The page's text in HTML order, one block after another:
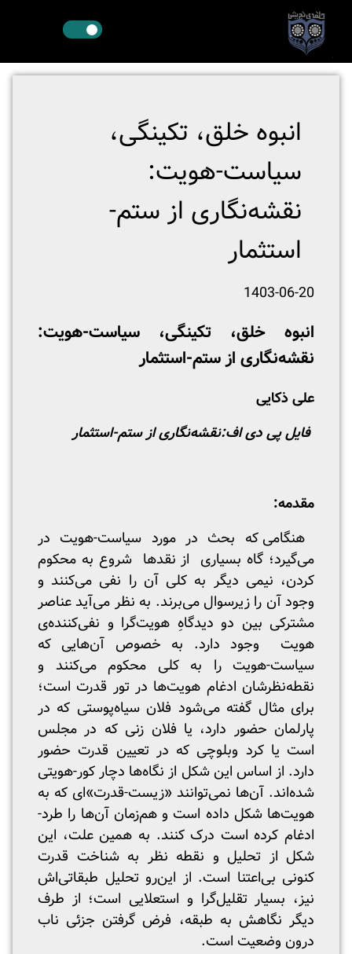
انبوه خلق، تکینگی،
سیاست-هویت:
نقشه‌نگاری از ستم-
استثمار
1403-06-20
انبوه خلق، تکینگی، سیاست-هویت:
نقشه‌نگاری از ستم-استثمار
علی ذکایی
فایل پی دی اف:نقشه‌نگاری از ستم-استثمار
مقدمه:
هنگامی که بحث در مورد سیاست-هویت در
می‌گیرد؛ گاه بسیاری از نقد‌ها شروع به محکوم
کردن، نیمی دیگر به کلی آن را نفی می‌کنند و
وجود آن را زیرسوال می‌برند. به نظر می‌آید عناصر
مشترکی بین دو دیدگاهِ هویت‌گرا و نفی‌کننده‌ی
هویت وجود دارد. به خصوص آن‌هایی که
سیاست-هویت را به کلی محکوم می‌کنند و
نقطه‌نظرشان ادغام هویت‌ها در تور قدرت است؛
برای مثال گفته می‌شود فلان سیاه‌پوستی که در
پارلمان حضور دارد، یا فلان زنی که در مجلس
است یا کرد وبلوچی که در تعیین قدرت حضور
دارد. از اساس این شکل از نگاه‌ها دچار کور-هویتی
شده‌اند. آن‌ها نمی‌توانند «زیست-قدرت‌»‌ای که به
هویت‌ها شکل داده است و هم‌زمان آن‌ها را طرد-
ادغام کرده است درک کنند. به همین علت، این
شکل از تحلیل و نقطه نظر به شناخت قدرت
کنونی بی‌اعتنا است. از این‌رو تحلیل طبقاتی‌اش
نیز، بسیار تقلیل‌گرا و استعلایی است؛ از طرف
دیگر نگاهش به طبقه، فرض گرفتن جزئی ناب
درون وضعیت است.